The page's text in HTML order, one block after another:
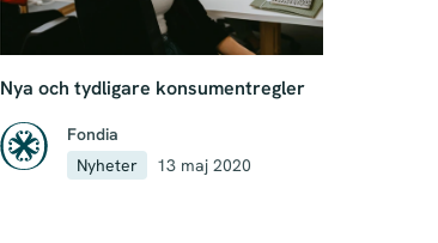
Nya och tydligare konsumentregler
Fondia
Nyheter
13 maj 2020